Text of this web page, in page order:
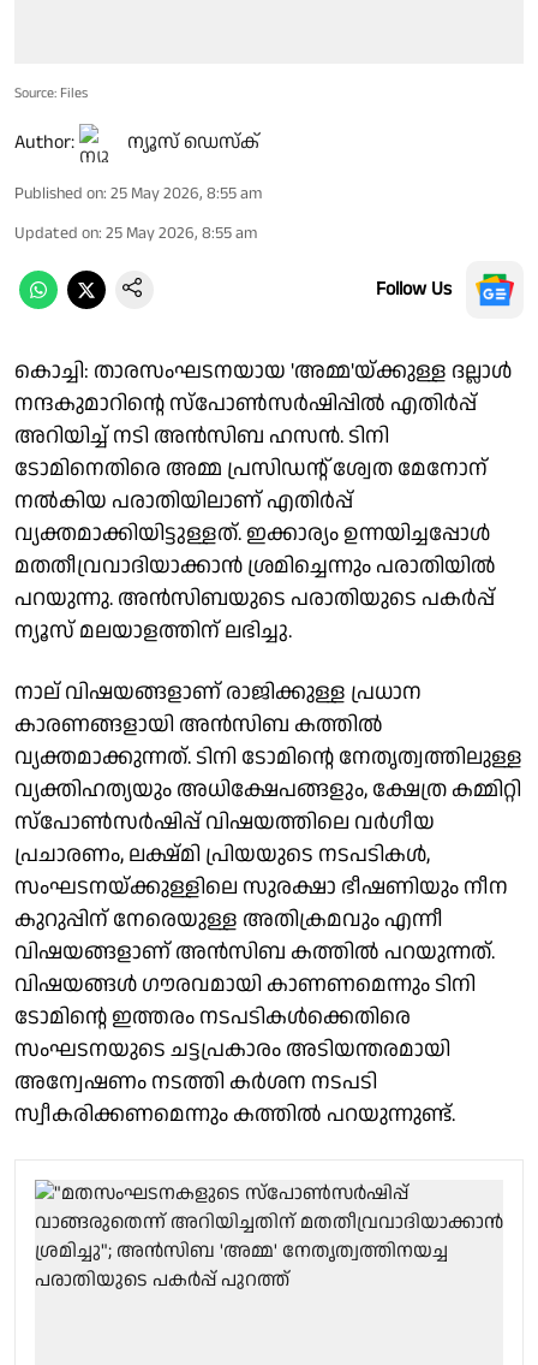
Source: Files
Author: ന്യൂസ് ഡെസ്ക്
Published on: 25 May 2026, 8:55 am
Updated on: 25 May 2026, 8:55 am
Follow Us
കൊച്ചി: താരസംഘടനയായ 'അമ്മ'യ്ക്കുള്ള ദല്ലാൾ
നന്ദകുമാറിൻ്റെ സ്പോൺസർഷിപ്പിൽ എതിർപ്പ്
അറിയിച്ച് നടി അൻസിബ ഹസൻ. ടിനി
ടോമിനെതിരെ അമ്മ പ്രസിഡൻ്റ് ശ്വേത മേനോന്
നൽകിയ പരാതിയിലാണ് എതിർപ്പ്
വ്യക്തമാക്കിയിട്ടുള്ളത്. ഇക്കാര്യം ഉന്നയിച്ചപ്പോൾ
മതതീവ്രവാദിയാക്കാൻ ശ്രമിച്ചെന്നും പരാതിയിൽ
പറയുന്നു. അൻസിബയുടെ പരാതിയുടെ പകർപ്പ്
ന്യൂസ് മലയാളത്തിന് ലഭിച്ചു.
നാല് വിഷയങ്ങളാണ് രാജിക്കുള്ള പ്രധാന
കാരണങ്ങളായി അൻസിബ കത്തിൽ
വ്യക്തമാക്കുന്നത്. ടിനി ടോമിന്റെ നേതൃത്വത്തിലുള്ള
വ്യക്തിഹത്യയും അധിക്ഷേപങ്ങളും, ക്ഷേത്ര കമ്മിറ്റി
സ്പോൺസർഷിപ്പ് വിഷയത്തിലെ വർഗീയ
പ്രചാരണം, ലക്ഷ്മി പ്രിയയുടെ നടപടികൾ,
സംഘടനയ്ക്കുള്ളിലെ സുരക്ഷാ ഭീഷണിയും നീന
കുറുപ്പിന് നേരെയുള്ള അതിക്രമവും എന്നീ
വിഷയങ്ങളാണ് അൻസിബ കത്തിൽ പറയുന്നത്.
വിഷയങ്ങൾ ഗൗരവമായി കാണണമെന്നും ടിനി
ടോമിന്റെ ഇത്തരം നടപടികൾക്കെതിരെ
സംഘടനയുടെ ചട്ടപ്രകാരം അടിയന്തരമായി
അന്വേഷണം നടത്തി കർശന നടപടി
സ്വീകരിക്കണമെന്നും കത്തിൽ പറയുന്നുണ്ട്.